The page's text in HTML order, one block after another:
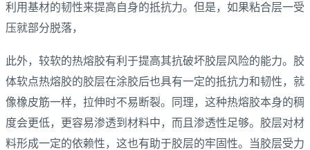
利用基材的韧性来提高自身的抵抗力。但是，如果粘合层一受
压就部分脱落，
此外，较软的热熔胶有利于提高其抗破坏胶层风险的能力。胶
体软点热熔胶的胶层在涂胶后也具有一定的抵抗力和韧性，就
像橡皮筋一样，拉伸时不易断裂。同理，这种热熔胶本身的稠
度会更低，更容易渗透到材料中，而且渗透性足够。胶层对材
料形成一定的依赖性，这也有助于胶层的牢固性。当胶层受力